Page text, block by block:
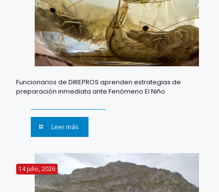
Funcionarios de DIREPROS aprenden estrategias de
preparación inmediata ante Fenómeno El Niño
Leer más
14 julio, 2026